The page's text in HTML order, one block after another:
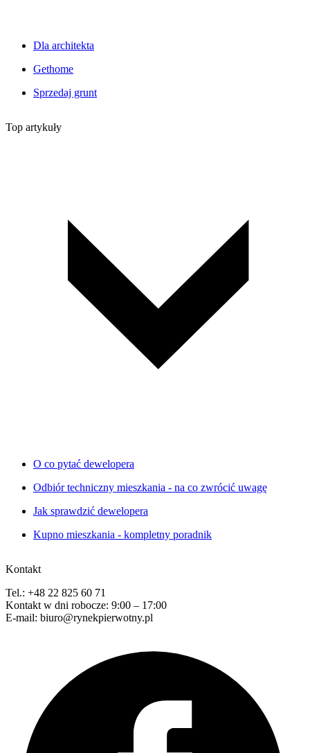
Dla architekta
Gethome
Sprzedaj grunt
Top artykuły
O co pytać dewelopera
Odbiór techniczny mieszkania - na co zwrócić uwagę
Jak sprawdzić dewelopera
Kupno mieszkania - kompletny poradnik
Kontakt
Tel.: +48 22 825 60 71
Kontakt w dni robocze: 9:00 – 17:00
E-mail: biuro@rynekpierwotny.pl